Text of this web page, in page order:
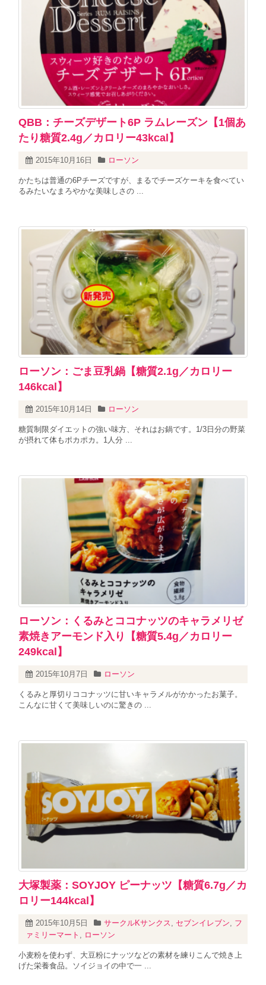
QBB：チーズデザート6P ラムレーズン【1個あ
たり糖質2.4g／カロリー43kcal】
2015年10月16日 ローソン
かたちは普通の6Pチーズですが、まるでチーズケーキを食べてい
るみたいなまろやかな美味しさの ...
ローソン：ごま豆乳鍋【糖質2.1g／カロリー
146kcal】
2015年10月14日 ローソン
糖質制限ダイエットの強い味方、それはお鍋です。1/3日分の野菜
が摂れて体もポカポカ。1人分 ...
ローソン：くるみとココナッツのキャラメリゼ
素焼きアーモンド入り【糖質5.4g／カロリー
249kcal】
2015年10月7日 ローソン
くるみと厚切りココナッツに甘いキャラメルがかかったお菓子。
こんなに甘くて美味しいのに驚きの ...
大塚製薬：SOYJOY ピーナッツ【糖質6.7g／カ
ロリー144kcal】
2015年10月5日 サークルKサンクス, セブンイレブン, フ
ァミリーマート , ローソン
小麦粉を使わず、大豆粉にナッツなどの素材を練りこんで焼き上
げた栄養食品。ソイジョイの中で一 ...